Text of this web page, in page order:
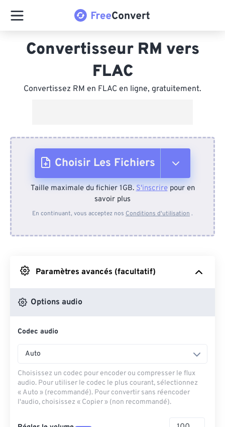
Convertisseur RM vers
FLAC
Convertissez RM en FLAC en ligne, gratuitement.
Choisir Les Fichiers
Depuis l'appareil
Depuis Google Drive
Depuis OneDrive
Taille maximale du fichier 1GB.S'inscrirepour en
savoir plus
En continuant, vous acceptez nos Conditions d'utilisation .
Paramètres avancés (facultatif)
Options audio
Codec audio
Auto
Choisissez un codec pour encoder ou compresser le flux
audio. Pour utiliser le codec le plus courant, sélectionnez
« Auto » (recommandé). Pour convertir sans réencoder
l'audio, choisissez « Copier » (non recommandé).